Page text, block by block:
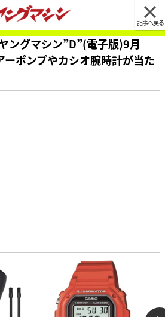
記事へ戻る
ングマシン”D”(電子版)9月
ーポンプやカシオ腕時計が当た